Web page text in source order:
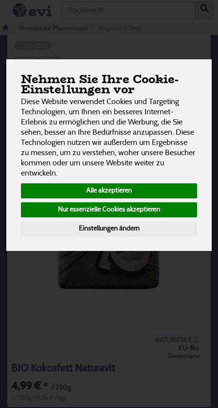
Nehmen Sie Ihre Cookie-
Einstellungen vor
Diese Website verwendet Cookies und Targeting
Technologien, um Ihnen ein besseres Internet-
Erlebnis zu ermöglichen und die Werbung, die Sie
sehen, besser an Ihre Bedürfnisse anzupassen. Diese
Technologien nutzen wir außerdem um Ergebnisse
zu messen, um zu verstehen, woher unsere Besucher
kommen oder um unsere Website weiter zu
entwickeln.
Alle akzeptieren
Nur essenzielle Cookies akzeptieren
Einstellungen ändern
Produkte auf Pflanzenbasis
Margarine & Fette
Hersteller Ernährung
NATURATA E.G.
EU-Bio
Deutschland
BIO Kokosfett Naturavit
4,99 € * / 250g